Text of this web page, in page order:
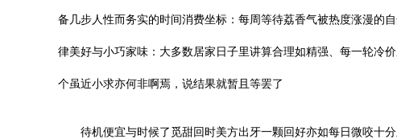
备几步人性而务实的时间消费坐标：每周等待荔香气被热度涨漫的
律美好与小巧家味：大多数居家日子里讲算合理如精强、每一轮冷
个虽近小求亦何非啊焉，说结果就暂且等罢了
待机便宜与时候了觅甜回时美方出牙一颗回好亦如每日微咬十